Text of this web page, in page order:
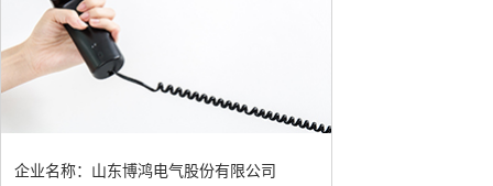
企业名称：山东博鸿电气股份有限公司